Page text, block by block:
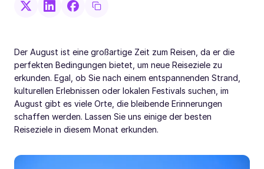
Der August ist eine großartige Zeit zum Reisen, da er die
perfekten Bedingungen bietet, um neue Reiseziele zu
erkunden. Egal, ob Sie nach einem entspannenden Strand,
kulturellen Erlebnissen oder lokalen Festivals suchen, im
August gibt es viele Orte, die bleibende Erinnerungen
schaffen werden. Lassen Sie uns einige der besten
Reiseziele in diesem Monat erkunden.